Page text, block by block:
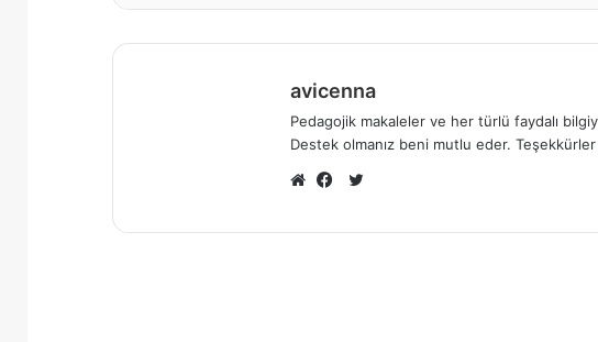
avicenna
Pedagojik makaleler ve her türlü faydalı
Destek olmanız beni mutlu eder. Teşekkürler
sitesi
X